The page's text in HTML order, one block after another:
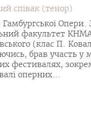
співак (тенор)
Гамбургської Опери.
факультет
(клас П.
брав участь у
фестивалях,
оперних...